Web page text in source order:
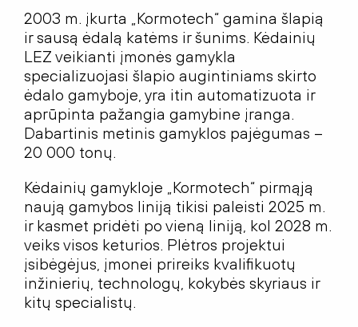
2003 m. įkurta „Kormotech“ gamina šlapią
ir sausą ėdalą katėms ir šunims. Kėdainių
LEZ veikianti įmonės gamykla
specializuojasi šlapio augintiniams skirto
ėdalo gamyboje, yra itin automatizuota ir
aprūpinta pažangia gamybine įranga.
Dabartinis metinis gamyklos pajėgumas –
20 000 tonų.
Kėdainių gamykloje „Kormotech“ pirmąją
naują gamybos liniją tikisi paleisti 2025 m.
ir kasmet pridėti po vieną liniją, kol 2028 m.
veiks visos keturios. Plėtros projektui
įsibėgėjus, įmonei prireiks kvalifikuotų
inžinierių, technologų, kokybės skyriaus ir
kitų specialistų.